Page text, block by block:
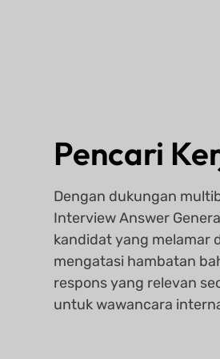
Pencari
Dengan dukungan
Interview Answer
kandidat yang melamar
mengatasi hambatan
respons yang relevan
untuk wawancara